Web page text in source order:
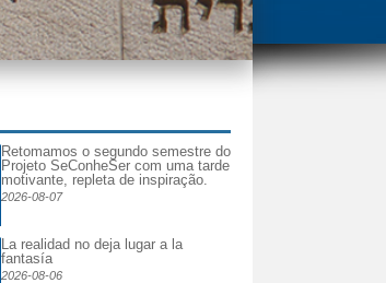
Retomamos o segundo semestre do
Projeto SeConheSer com uma tarde
motivante, repleta de inspiração.
2026-08-07
La realidad no deja lugar a la
fantasía
2026-08-06